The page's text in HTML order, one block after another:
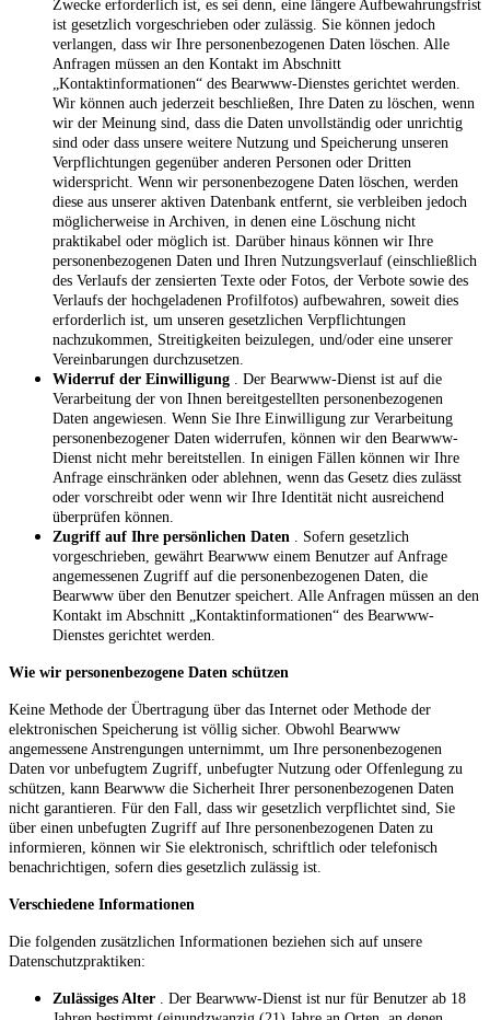
Zwecke erforderlich ist, es sei denn, eine längere Aufbewahrungsfrist
ist gesetzlich vorgeschrieben oder zulässig. Sie können jedoch
verlangen, dass wir Ihre personenbezogenen Daten löschen. Alle
Anfragen müssen an den Kontakt im Abschnitt
„Kontaktinformationen“ des Bearwww-Dienstes gerichtet werden.
Wir können auch jederzeit beschließen, Ihre Daten zu löschen, wenn
wir der Meinung sind, dass die Daten unvollständig oder unrichtig
sind oder dass unsere weitere Nutzung und Speicherung unseren
Verpflichtungen gegenüber anderen Personen oder Dritten
widerspricht. Wenn wir personenbezogene Daten löschen, werden
diese aus unserer aktiven Datenbank entfernt, sie verbleiben jedoch
möglicherweise in Archiven, in denen eine Löschung nicht
praktikabel oder möglich ist. Darüber hinaus können wir Ihre
personenbezogenen Daten und Ihren Nutzungsverlauf (einschließlich
des Verlaufs der zensierten Texte oder Fotos, der Verbote sowie des
Verlaufs der hochgeladenen Profilfotos) aufbewahren, soweit dies
erforderlich ist, um unseren gesetzlichen Verpflichtungen
nachzukommen, Streitigkeiten beizulegen, und/oder eine unserer
Vereinbarungen durchzusetzen.
Widerruf der Einwilligung . Der Bearwww-Dienst ist auf die
Verarbeitung der von Ihnen bereitgestellten personenbezogenen
Daten angewiesen. Wenn Sie Ihre Einwilligung zur Verarbeitung
personenbezogener Daten widerrufen, können wir den Bearwww-
Dienst nicht mehr bereitstellen. In einigen Fällen können wir Ihre
Anfrage einschränken oder ablehnen, wenn das Gesetz dies zulässt
oder vorschreibt oder wenn wir Ihre Identität nicht ausreichend
überprüfen können.
Zugriff auf Ihre persönlichen Daten . Sofern gesetzlich
vorgeschrieben, gewährt Bearwww einem Benutzer auf Anfrage
angemessenen Zugriff auf die personenbezogenen Daten, die
Bearwww über den Benutzer speichert. Alle Anfragen müssen an den
Kontakt im Abschnitt „Kontaktinformationen“ des Bearwww-
Dienstes gerichtet werden.
Wie wir personenbezogene Daten schützen
Keine Methode der Übertragung über das Internet oder Methode der
elektronischen Speicherung ist völlig sicher. Obwohl Bearwww
angemessene Anstrengungen unternimmt, um Ihre personenbezogenen
Daten vor unbefugtem Zugriff, unbefugter Nutzung oder Offenlegung zu
schützen, kann Bearwww die Sicherheit Ihrer personenbezogenen Daten
nicht garantieren. Für den Fall, dass wir gesetzlich verpflichtet sind, Sie
über einen unbefugten Zugriff auf Ihre personenbezogenen Daten zu
informieren, können wir Sie elektronisch, schriftlich oder telefonisch
benachrichtigen, sofern dies gesetzlich zulässig ist.
Verschiedene Informationen
Die folgenden zusätzlichen Informationen beziehen sich auf unsere
Datenschutzpraktiken:
Zulässiges Alter . Der Bearwww-Dienst ist nur für Benutzer ab 18